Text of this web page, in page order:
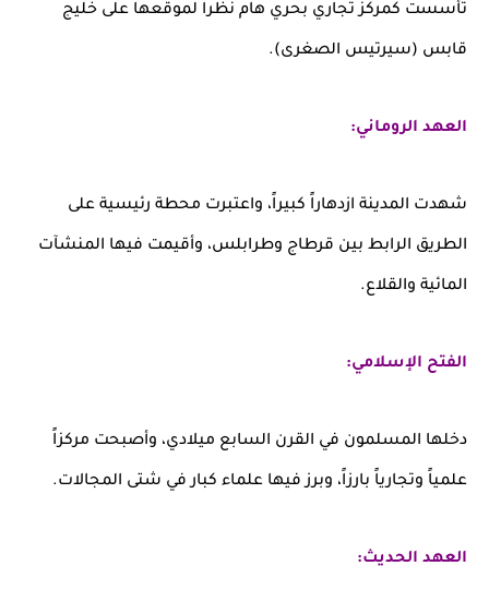
تأسست كمركز تجاري بحري هام نظراً لموقعها على خليج
قابس (سيرتيس الصغرى).
العهد الروماني:
شهدت المدينة ازدهاراً كبيراً، واعتبرت محطة رئيسية على
الطريق الرابط بين قرطاج وطرابلس، وأقيمت فيها المنشآت
المائية والقلاع.
الفتح الإسلامي:
دخلها المسلمون في القرن السابع ميلادي، وأصبحت مركزاً
علمياً وتجارياً بارزاً، وبرز فيها علماء كبار في شتى المجالات.
العهد الحديث: